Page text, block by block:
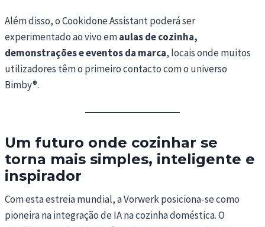
Além disso, o Cookidone Assistant poderá ser
experimentado ao vivo emaulas de cozinha,
demonstrações e eventos da marca, locais onde muitos
utilizadores têm o primeiro contacto com o universo
Bimby®.
Um futuro onde cozinhar se
torna mais simples, inteligente e
inspirador
Com esta estreia mundial, a Vorwerk posiciona-se como
pioneira na integração de IA na cozinha doméstica. O